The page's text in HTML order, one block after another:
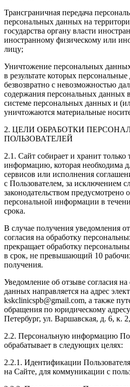
Трансграничная передача
персональных данных на
государства органу власти
иностранному физическому или
лицу;
Уничтожение персональных
в результате которых
безвозвратно с невозможностью
содержания персональных данных
системе персональных данных и
уничтожаются материальные
2. ЦЕЛИ ОБРАБОТКИ
ПОЛЬЗОВАТЕЛЕЙ
2.1. Сайт собирает и хранит
информацию, которая необходима
сервисов или исполнения
с Пользователем, за исключением
законодательством предусмотрено
персональной информации в
срока.
В случае получения уведомления
согласия на обработку
прекращает обработку
в срок, не превышающий 10
получения.
Уведомление об отзыве согласия
данных направляется на адрес
kskclinicspb@gmail.com, а также
обращения по юридическому
Петербург, ул. Варшавская, д. 6, к.
2.2. Персональную информацию
обрабатывает в следующих целях:
2.2.1. Идентификации
на Сайте, для коммуникации с